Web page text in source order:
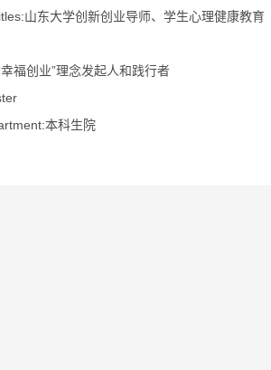
山东大学创新创业导师、学生心理健康教育
福创业”理念发起人和践行者
本科生院